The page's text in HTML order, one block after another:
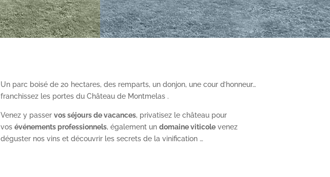
Un parc boisé de 20 hectares, des remparts, un donjon, une cour d’honneur…
franchissez les portes du Château de Montmelas .
Venez y passer vos séjours de vacances, privatisez le château pour
vos événements professionnels, également un domaine viticolevenez
déguster nos vins et découvrir les secrets de la vinification …